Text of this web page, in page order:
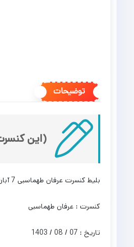
توضیحات
(این
بلیط کنسرت عرفان طهماسبی 7 آبان 1403
کنسرت : عرفان طهماسبی
تاریخ : 07 / 08 / 1403